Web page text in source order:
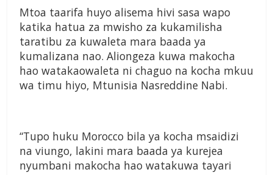
Mtoa taarifa huyo alisema hivi sasa wapo
katika hatua za mwisho za kukamilisha
taratibu za kuwaleta mara baada ya
kumalizana nao. Aliongeza kuwa makocha
hao watakaowaleta ni chaguo na kocha mkuu
wa timu hiyo, Mtunisia Nasreddine Nabi.
“Tupo huku Morocco bila ya kocha msaidizi
na viungo, lakini mara baada ya kurejea
nyumbani makocha hao watakuwa tayari